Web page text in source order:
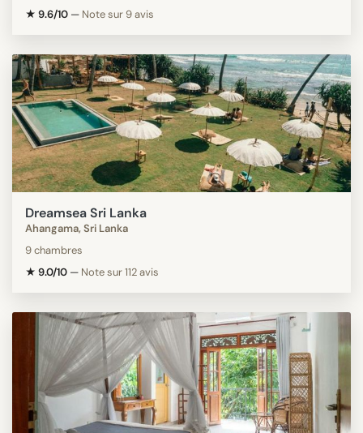
★ 9.6/10 — Note sur 9 avis
Dreamsea Sri Lanka
Ahangama, Sri Lanka
9 chambres
★ 9.0/10 — Note sur 112 avis